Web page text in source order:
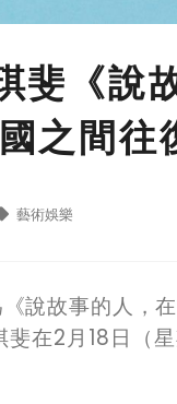
斐《說
之間往
藝術娛樂
說故事的人，
斐在2月 18日（